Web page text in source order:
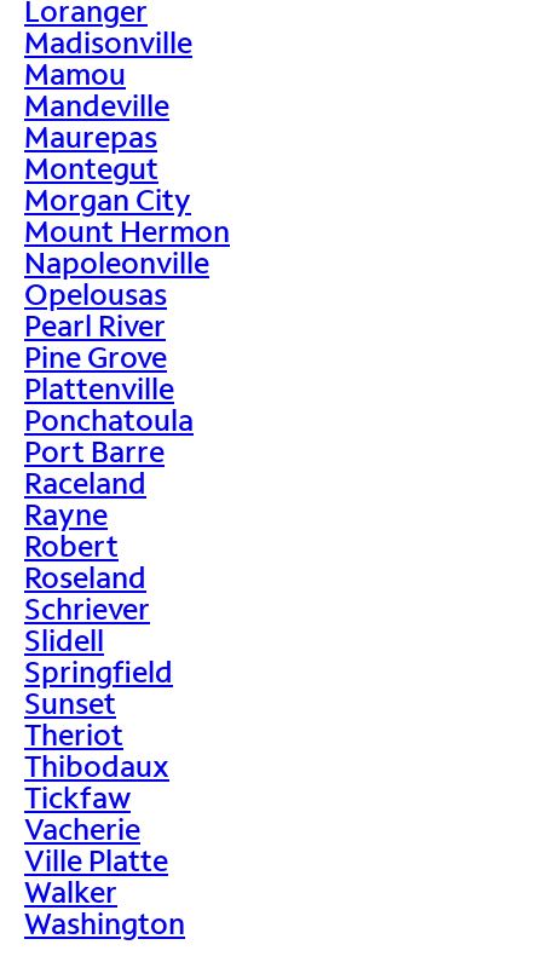
Loranger
Madisonville
Mamou
Mandeville
Maurepas
Montegut
Morgan City
Mount Hermon
Napoleonville
Opelousas
Pearl River
Pine Grove
Plattenville
Ponchatoula
Port Barre
Raceland
Rayne
Robert
Roseland
Schriever
Slidell
Springfield
Sunset
Theriot
Thibodaux
Tickfaw
Vacherie
Ville Platte
Walker
Washington